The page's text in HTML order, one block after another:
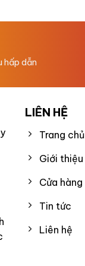
hấp dẫn
LIÊN HỆ
Trang chủ
Giới thiệu
Cửa hàng
Tin tức
Liên hệ